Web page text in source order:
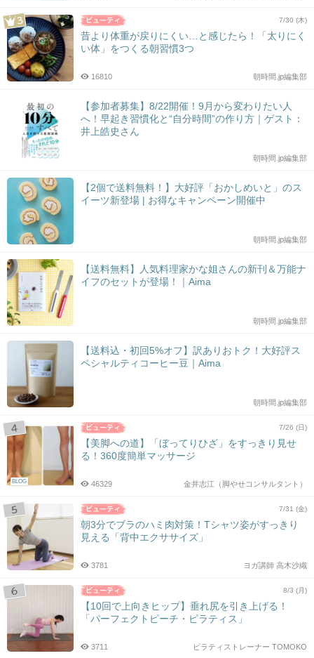
7/30 (木)
昔より体重が戻りにくい…と感じたら！「太りにく
い体」をつくる朝習慣3つ
朝時間.jp編集部
16810
【参加者募集】8/22開催！9月から変わりたい人
へ！早起き習慣化と“自分時間”の作り方｜ゲスト：
井上皓史さん
朝時間.jp編集部
【2個で送料無料！】大好評「おかしめいと」のス
イーツ新登場 | お得なキャンペーン開催中
朝時間.jp編集部
【送料無料】人気料理家かな姐さんの新刊＆万能ナ
イフのセットが登場！｜Aima
朝時間.jp編集部
【送料込・初回5%オフ】訳ありおトク！大好評ス
ペシャルティコーヒー豆｜Aima
朝時間.jp編集部
BLOG
7/26 (日)
【美脚への道】「ぼってりひざ」をすっきり見せ
る！360度簡単マッサージ
金井志江（脚やせコンサルタント）
46329
7/31 (金)
朝3分でブラのハミ肉対策！Tシャツ姿がすっきり
見える「背中エクササイズ」
ヨガ講師 高木沙織
3781
8/3 (月)
【10回で上向きヒップ】垂れ尻を引き上げる！
「パーフェクトピーチ・ピラティス」
ピラティストレーナー TOMOKO
3711